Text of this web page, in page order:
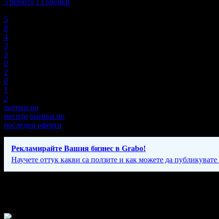
5 ревюта 13 оценки
5
8
4
3
3
0
2
0
1
2
оценки по
месеци оценки по
последни оферти
Рекламирайте Вашия бизнес в Grabo!
Научете оттук какви са ползите и как можете да публикувате